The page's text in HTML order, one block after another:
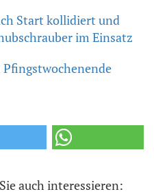
Start kollidiert und
im Einsatz
auch interessieren: